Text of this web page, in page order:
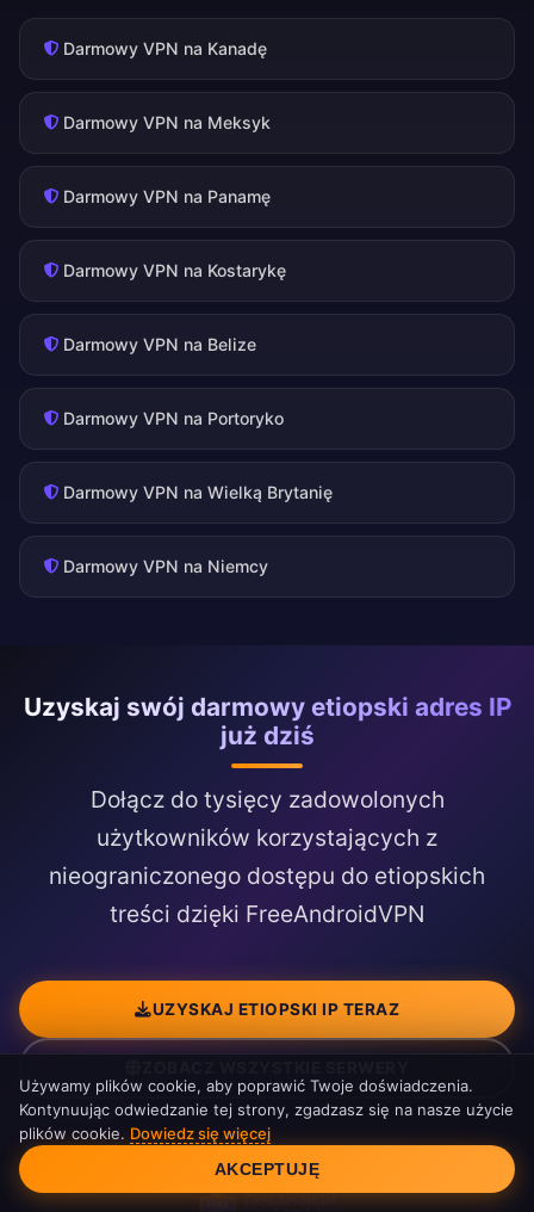
Darmowy VPN na Kanadę
Darmowy VPN na Meksyk
Darmowy VPN na Panamę
Darmowy VPN na Kostarykę
Darmowy VPN na Belize
Darmowy VPN na Portoryko
Darmowy VPN na Wielką Brytanię
Darmowy VPN na Niemcy
Uzyskaj swój darmowy etiopski adres IP
już dziś
Dołącz do tysięcy zadowolonych
użytkowników korzystających z
nieograniczonego dostępu do etiopskich
treści dzięki FreeAndroidVPN
UZYSKAJ ETIOPSKI IP TERAZ
Zgoda na pliki cookie
Używamy plików cookie, aby poprawić Twoje doświadczenia.
Kontynuując odwiedzanie tej strony, zgadzasz się na nasze użycie
plików cookie. Dowiedz się więcej
AKCEPTUJĘ